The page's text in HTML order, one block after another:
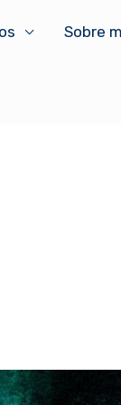
Sobre